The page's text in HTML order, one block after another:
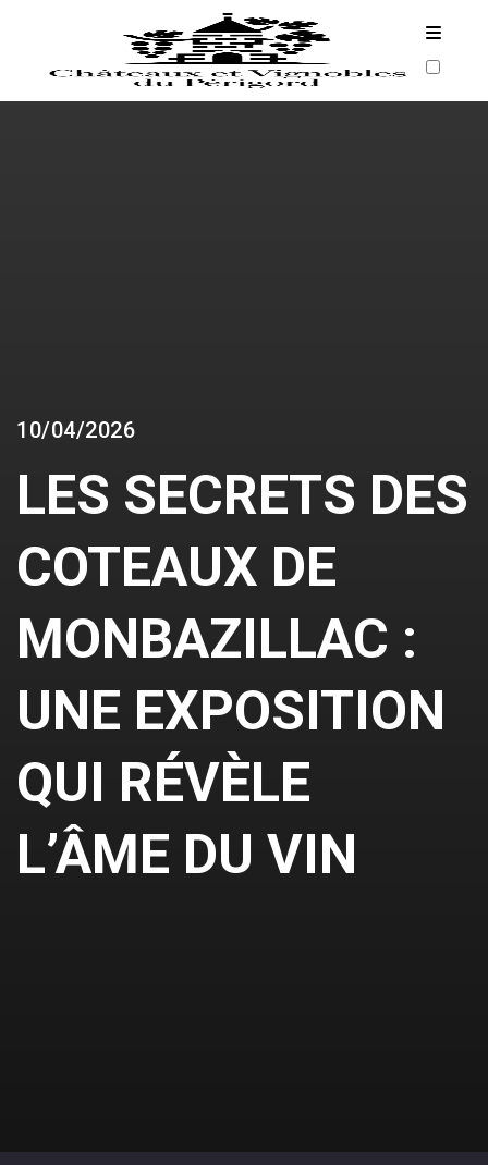
ARCHIVES
10/04/2026
LES SECRETS DES
COTEAUX DE
MONBAZILLAC :
UNE EXPOSITION
QUI RÉVÈLE
L’ÂME DU VIN